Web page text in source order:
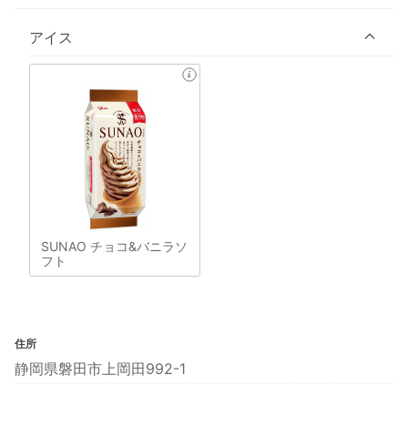
アイス
SUNAO チョコ&バニラソ
フト
住所
静岡県磐田市上岡田992-1